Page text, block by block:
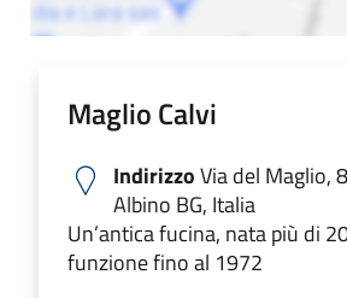
Maglio Calvi
IndirizzoVia del Maglio,
Albino BG, Italia
Un’antica fucina, nata più di
funzione fino al 1972